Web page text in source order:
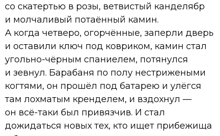
со скатертью в розы, ветвистый канделябр
и молчаливый потаённый камин.
А когда четверо, огорчённые, заперли дверь
и оставили ключ под ковриком, камин стал
угольно-чёрным спаниелем, потянулся
и зевнул. Барабаня по полу нестрижеными
когтями, он прошёл под батарею и улёгся
там лохматым кренделем, и вздохнул —
он всё-таки был привязчив. И стал
дожидаться новых тех, кто ищет прибежища